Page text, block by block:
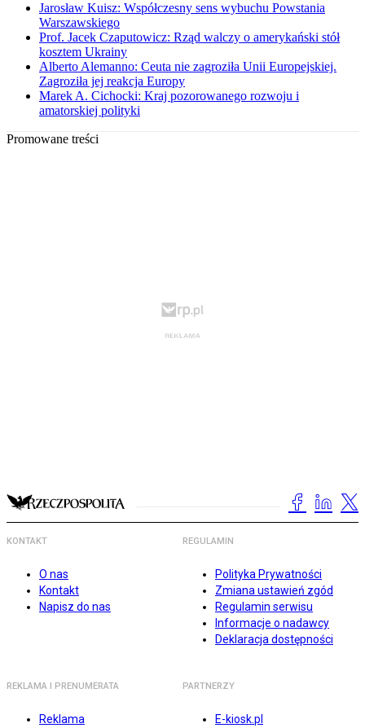
Jarosław Kuisz: Współczesny sens wybuchu Powstania
Warszawskiego
Prof. Jacek Czaputowicz: Rząd walczy o amerykański stół
kosztem Ukrainy
Alberto Alemanno: Ceuta nie zagroziła Unii Europejskiej.
Zagroziła jej reakcja Europy
Marek A. Cichocki: Kraj pozorowanego rozwoju i
amatorskiej polityki
Promowane treści
KONTAKT
O nas
Kontakt
Napisz do nas
REGULAMIN
Polityka Prywatności
Zmiana ustawień zgód
Regulamin serwisu
Informacje o nadawcy
Deklaracja dostępności
REKLAMA I PRENUMERATA
Reklama
PARTNERZY
E-kiosk.pl